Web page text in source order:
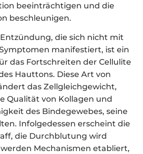
beeinträchtigen und die
beschleunigen.
die sich nicht mit
manifestiert, ist ein
das Fortschreiten der Cellulite
Hauttons. Diese Art von
das Zellgleichgewicht,
Qualität von Kollagen und
des Bindegewebes, seine
Infolgedessen erscheint die
die Durchblutung wird
Mechanismen etabliert,